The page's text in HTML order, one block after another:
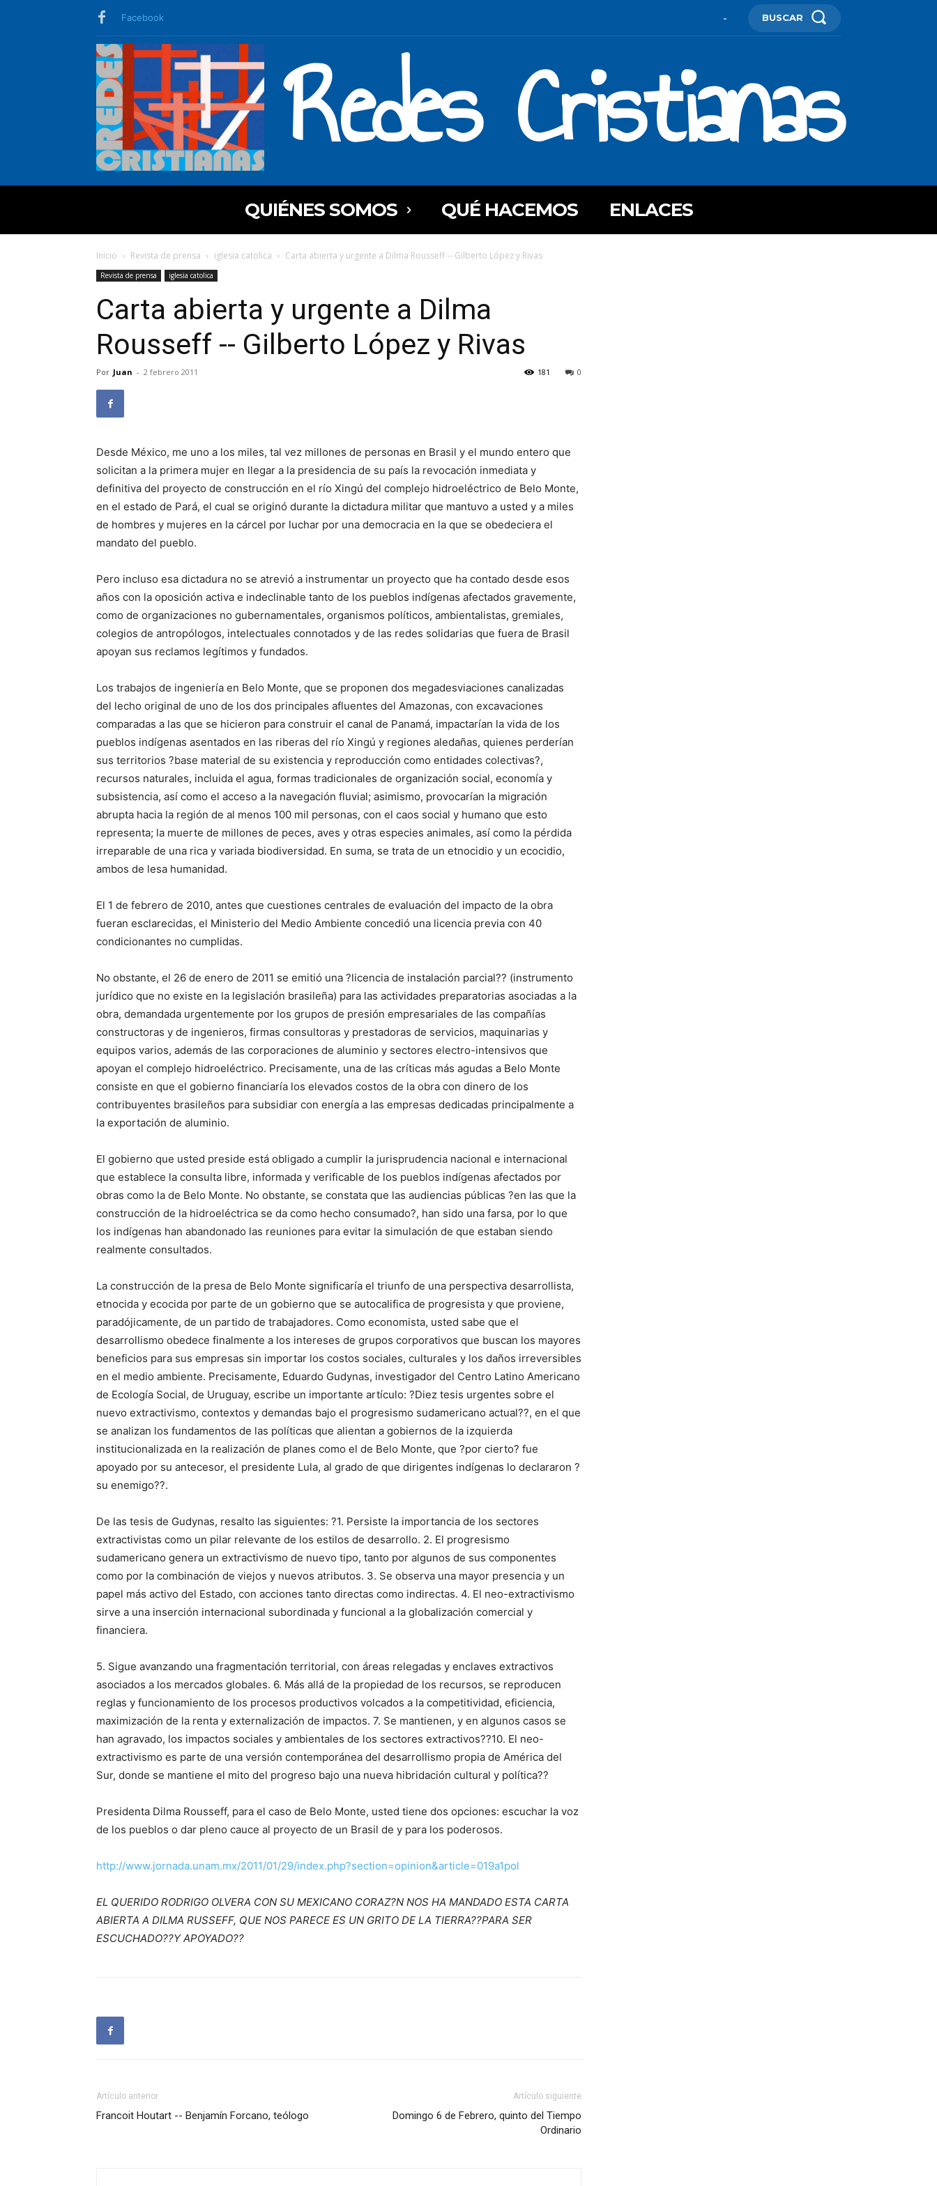
Facebook - BUSCAR
Redes Cristianas
QUIÉNES SOMOS QUÉ HACEMOS ENLACES
Inicio Revista de prensa iglesia catolica Carta abierta y urgente a Dilma Rousseff -- Gilberto López y Rivas
Revista de prensa iglesia catolica
Carta abierta y urgente a Dilma
Rousseff -- Gilberto López y Rivas
Por Juan - 2 febrero 2011 0
181
Desde México, me uno a los miles, tal vez millones de personas en Brasil y el mundo entero que
solicitan a la primera mujer en llegar a la presidencia de su país la revocación inmediata y
definitiva del proyecto de construcción en el río Xingú del complejo hidroeléctrico de Belo Monte,
en el estado de Pará, el cual se originó durante la dictadura militar que mantuvo a usted y a miles
de hombres y mujeres en la cárcel por luchar por una democracia en la que se obedeciera el
mandato del pueblo.
Pero incluso esa dictadura no se atrevió a instrumentar un proyecto que ha contado desde esos
años con la oposición activa e indeclinable tanto de los pueblos indígenas afectados gravemente,
como de organizaciones no gubernamentales, organismos políticos, ambientalistas, gremiales,
colegios de antropólogos, intelectuales connotados y de las redes solidarias que fuera de Brasil
apoyan sus reclamos legítimos y fundados.
Los trabajos de ingeniería en Belo Monte, que se proponen dos megadesviaciones canalizadas
del lecho original de uno de los dos principales afluentes del Amazonas, con excavaciones
comparadas a las que se hicieron para construir el canal de Panamá, impactarían la vida de los
pueblos indígenas asentados en las riberas del río Xingú y regiones aledañas, quienes perderían
sus territorios ?base material de su existencia y reproducción como entidades colectivas?,
recursos naturales, incluida el agua, formas tradicionales de organización social, economía y
subsistencia, así como el acceso a la navegación fluvial; asimismo, provocarían la migración
abrupta hacia la región de al menos 100 mil personas, con el caos social y humano que esto
representa; la muerte de millones de peces, aves y otras especies animales, así como la pérdida
irreparable de una rica y variada biodiversidad. En suma, se trata de un etnocidio y un ecocidio,
ambos de lesa humanidad.
El 1 de febrero de 2010, antes que cuestiones centrales de evaluación del impacto de la obra
fueran esclarecidas, el Ministerio del Medio Ambiente concedió una licencia previa con 40
condicionantes no cumplidas.
No obstante, el 26 de enero de 2011 se emitió una ?licencia de instalación parcial?? (instrumento
jurídico que no existe en la legislación brasileña) para las actividades preparatorias asociadas a la
obra, demandada urgentemente por los grupos de presión empresariales de las compañías
constructoras y de ingenieros, firmas consultoras y prestadoras de servicios, maquinarias y
equipos varios, además de las corporaciones de aluminio y sectores electro-intensivos que
apoyan el complejo hidroeléctrico. Precisamente, una de las críticas más agudas a Belo Monte
consiste en que el gobierno financiaría los elevados costos de la obra con dinero de los
contribuyentes brasileños para subsidiar con energía a las empresas dedicadas principalmente a
la exportación de aluminio.
El gobierno que usted preside está obligado a cumplir la jurisprudencia nacional e internacional
que establece la consulta libre, informada y verificable de los pueblos indígenas afectados por
obras como la de Belo Monte. No obstante, se constata que las audiencias públicas ?en las que la
construcción de la hidroeléctrica se da como hecho consumado?, han sido una farsa, por lo que
los indígenas han abandonado las reuniones para evitar la simulación de que estaban siendo
realmente consultados.
La construcción de la presa de Belo Monte significaría el triunfo de una perspectiva desarrollista,
etnocida y ecocida por parte de un gobierno que se autocalifica de progresista y que proviene,
paradójicamente, de un partido de trabajadores. Como economista, usted sabe que el
desarrollismo obedece finalmente a los intereses de grupos corporativos que buscan los mayores
beneficios para sus empresas sin importar los costos sociales, culturales y los daños irreversibles
en el medio ambiente. Precisamente, Eduardo Gudynas, investigador del Centro Latino Americano
de Ecología Social, de Uruguay, escribe un importante artículo: ?Diez tesis urgentes sobre el
nuevo extractivismo, contextos y demandas bajo el progresismo sudamericano actual??, en el que
se analizan los fundamentos de las políticas que alientan a gobiernos de la izquierda
institucionalizada en la realización de planes como el de Belo Monte, que ?por cierto? fue
apoyado por su antecesor, el presidente Lula, al grado de que dirigentes indígenas lo declararon ?
su enemigo??.
De las tesis de Gudynas, resalto las siguientes: ?1. Persiste la importancia de los sectores
extractivistas como un pilar relevante de los estilos de desarrollo. 2. El progresismo
sudamericano genera un extractivismo de nuevo tipo, tanto por algunos de sus componentes
como por la combinación de viejos y nuevos atributos. 3. Se observa una mayor presencia y un
papel más activo del Estado, con acciones tanto directas como indirectas. 4. El neo-extractivismo
sirve a una inserción internacional subordinada y funcional a la globalización comercial y
financiera.
5. Sigue avanzando una fragmentación territorial, con áreas relegadas y enclaves extractivos
asociados a los mercados globales. 6. Más allá de la propiedad de los recursos, se reproducen
reglas y funcionamiento de los procesos productivos volcados a la competitividad, eficiencia,
maximización de la renta y externalización de impactos. 7. Se mantienen, y en algunos casos se
han agravado, los impactos sociales y ambientales de los sectores extractivos??10. El neo-
extractivismo es parte de una versión contemporánea del desarrollismo propia de América del
Sur, donde se mantiene el mito del progreso bajo una nueva hibridación cultural y política??
Presidenta Dilma Rousseff, para el caso de Belo Monte, usted tiene dos opciones: escuchar la voz
de los pueblos o dar pleno cauce al proyecto de un Brasil de y para los poderosos.
http://www.jornada.unam.mx/2011/01/29/index.php?section=opinion&article=019a1pol
EL QUERIDO RODRIGO OLVERA CON SU MEXICANO CORAZ?N NOS HA MANDADO ESTA CARTA
ABIERTA A DILMA RUSSEFF, QUE NOS PARECE ES UN GRITO DE LA TIERRA??PARA SER
ESCUCHADO??Y APOYADO??
Artículo anterior
Francoit Houtart -- Benjamín Forcano, teólogo
Artículo siguiente
Domingo 6 de Febrero, quinto del Tiempo
Ordinario